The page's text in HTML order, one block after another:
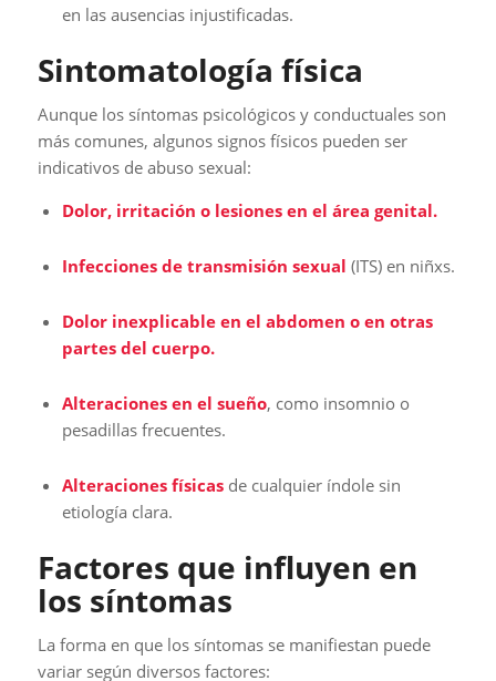
en las ausencias injustificadas.
Sintomatología física
Aunque los síntomas psicológicos y conductuales son
más comunes, algunos signos físicos pueden ser
indicativos de abuso sexual:
Dolor, irritación o lesiones en el área genital.
Infecciones de transmisión sexual (ITS) en niñxs.
Dolor inexplicable en el abdomen o en otras
partes del cuerpo.
Alteraciones en el sueño, como insomnio o
pesadillas frecuentes.
Alteraciones físicasde cualquier índole sin
etiología clara.
Factores que influyen en
los síntomas
La forma en que los síntomas se manifiestan puede
variar según diversos factores: